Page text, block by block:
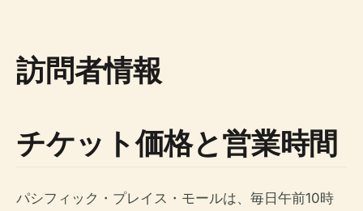
訪問者情報
チケット価格と営業時間
パシフィック・プレイス・モールは、毎日午前10時